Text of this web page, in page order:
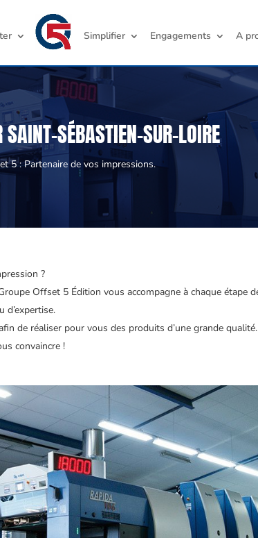
Simplifier Engagements A
SÉBASTIEN-SUR-LOIRE
5 : Partenaire de vos impressions.
?
Offset 5 Édition vous accompagne à chaque étape
d’expertise.
de réaliser pour vous des produits d’une grande qualité.
convaincre !